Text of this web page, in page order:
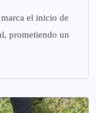
el inicio de
prometiendo un